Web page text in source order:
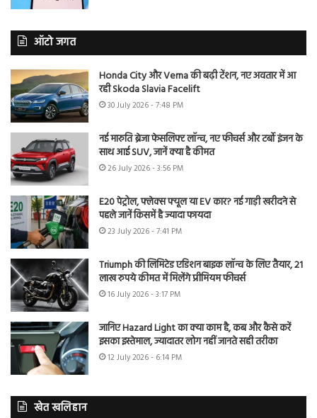
ऑटो जगत
Honda City और Verna की बढ़ी टेंशन, नए अवतार में आ
रही Skoda Slavia Facelift
30 July 2026 - 7:48 PM
नई मारुति ब्रेजा फेसलिफ्ट लॉन्च, नए फीचर्स और टर्बो इंजन के
साथ आई SUV, जानें क्या है कीमत
26 July 2026 - 3:56 PM
E20 पेट्रोल, फ्लेक्स फ्यूल या EV कार? नई गाड़ी खरीदने से
पहले जानें किसमें है ज्यादा फायदा
23 July 2026 - 7:41 PM
Triumph की लिमिटेड एडिशन बाइक लॉन्च के लिए तैयार, 21
लाख रुपये कीमत में मिलेंगे प्रीमियम फीचर्स
16 July 2026 - 3:17 PM
जानिए Hazard Light का क्या काम है, कब और कैसे करें
इसका इस्तेमाल, ज्यादातर लोग नहीं जानते सही तरीका
12 July 2026 - 6:14 PM
खेत खलिहान